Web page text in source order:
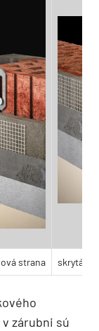
strana skrytá
zárubni sú